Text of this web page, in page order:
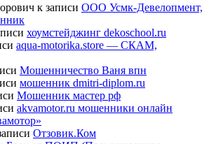
к записи ООО Усмк-Девелопмент,
хоумстейджинг dekoschool.ru
aqua-motorika.store — СКАМ,
Мошенничество Ваня впн
мошенник dmitri-diplom.ru
Мошенник мастер рф
akvamotor.ru мошенники онлайн
Отзовик.Ком